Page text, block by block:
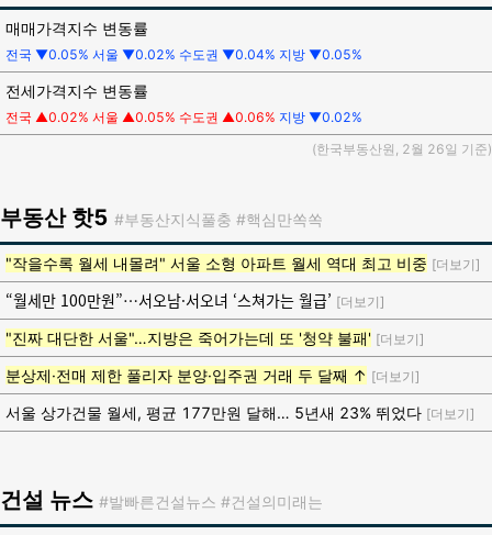
매매가격지수 변동률
전국 ▼0.05% 서울 ▼0.02% 수도권 ▼0.04% 지방 ▼0.05%
전세가격지수 변동률
전국 ▲0.02% 서울 ▲0.05% 수도권 ▲0.06% 지방 ▼0.02%
(한국부동산원, 2월 26일 기준)
부동산 핫5 #부동산지식풀충 #핵심만쏙쏙
"작을수록 월세 내몰려" 서울 소형 아파트 월세 역대 최고 비중 [더보기]
“월세만 100만원”…서오남·서오녀 ‘스쳐가는 월급’ [더보기]
"진짜 대단한 서울"…지방은 죽어가는데 또 '청약 불패' [더보기]
분상제·전매 제한 풀리자 분양·입주권 거래 두 달째 ↑ [더보기]
서울 상가건물 월세, 평균 177만원 달해… 5년새 23% 뛰었다 [더보기]
건설 뉴스 #발빠른건설뉴스 #건설의미래는